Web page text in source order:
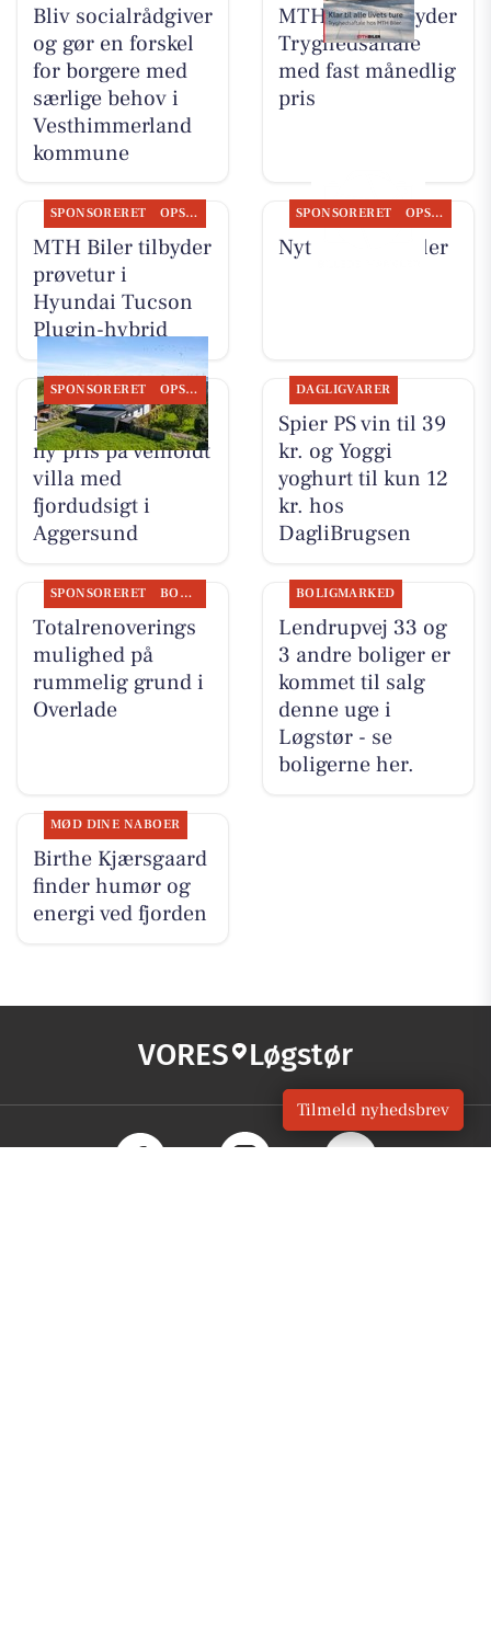
Bliv socialrådgiver
og gør en forskel
for borgere med
særlige behov i
Vesthimmerland
kommune
MTH Biler tilbyder
Tryghedsaftale
med fast månedlig
pris
SPONSORERET OPSLAGSTAVLEN
MTH Biler tilbyder
prøvetur i
Hyundai Tucson
Plugin-hybrid
SPONSORERET OPSLAGSTAVLEN
Nyt fra MTH Biler
SPONSORERET OPSLAGSTAVLEN
Mæglerhuset har
ny pris på velholdt
villa med
fjordudsigt i
Aggersund
DAGLIGVARER
Spier PS vin til 39
kr. og Yoggi
yoghurt til kun 12
kr. hos
DagliBrugsen
SPONSORERET BOLIGMARKED
Totalrenoverings
mulighed på
rummelig grund i
Overlade
BOLIGMARKED
Lendrupvej 33 og
3 andre boliger er
kommet til salg
denne uge i
Løgstør - se
boligerne her.
MØD DINE NABOER
Birthe Kjærsgaard
finder humør og
energi ved fjorden
VORES Løgstør
Tilmeld nyhedsbrev